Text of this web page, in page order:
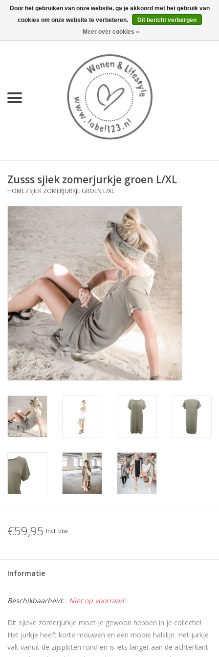
0 Artikelen - €0,00
KEUKEN
LIFESTYLE
MEUBELS
STATIONARY
OUTDOOR
SALE
KAMERS
ALGEMEEN
Merken
Zusss sjiek zomerjurkje groen L/XL
HOME/ SJIEK ZOMERJURKJE GROEN L/XL
€59,95 Incl. btw
Informatie
Beschikbaarheid: Niet op voorraad
Dit sjieke zomerjurkje moet je gewoon hebben in je collectie!
Het jurkje heeft korte mouwen en een mooie halslijn. Het jurkje
valt vanuit de zijsplitten rond en is iets langer aan de achterkant.
Door het gebruiken van onze website, ga je akkoord met het gebruik van
cookies om onze website te verbeteren.
Dit bericht verbergen
Meer over cookies »